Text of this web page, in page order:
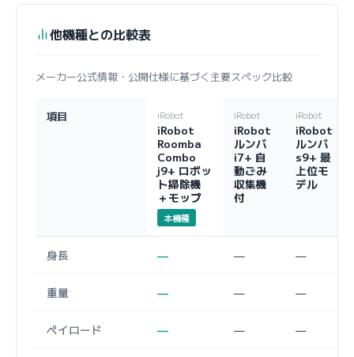
他機種との比較表
メーカー公式情報・公開仕様に基づく主要スペック比較
項目 iRobot
iRobot
Roomba
Combo
j9+ ロボッ
ト掃除機
＋モップ
本機種
iRobot
iRobot
ルンバ
i7+ 自
動ごみ
収集機
付
iRobot
iRobot
ルンバ
s9+ 最
上位モ
デル
身長 — — —
重量 — — —
ペイロード — — —